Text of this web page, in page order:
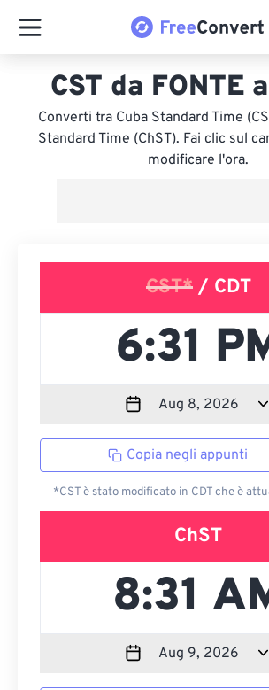
CST da FONTE
Converti tra Cuba Standard Time
Standard Time (ChST). Fai clic sul
modificare l'ora.
CST*/ CDT
Copia negli appunti
*CST è stato modificato in CDT che è
ChST